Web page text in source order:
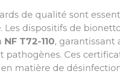
de qualité sont
Les dispositifs de
NF T72-110, garantissant
pathogènes. Ces
matière de